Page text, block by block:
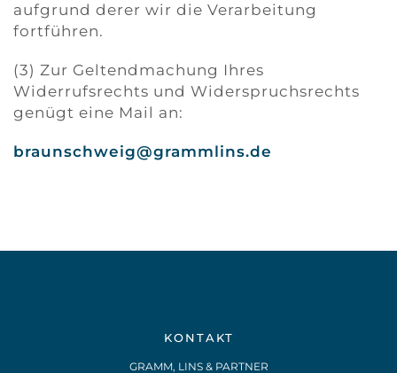
aufgrund derer wir die Verarbeitung
fortführen.
(3) Zur Geltendmachung Ihres
Widerrufsrechts und Widerspruchsrechts
genügt eine Mail an:
braunschweig@grammlins.de
KONTAKT
GRAMM, LINS & PARTNER